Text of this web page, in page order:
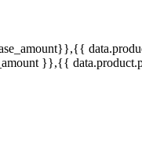
,{{
}},{{